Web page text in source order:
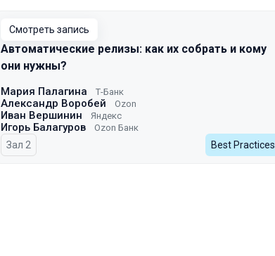
Смотреть запись
Автоматические релизы: как их собрать и кому
они нужны?
Мария Палагина Т-Банк
Александр Воробей Ozon
Иван Вершинин Яндекс
Игорь Балагуров Ozon Банк
Зал 2 Best Practices